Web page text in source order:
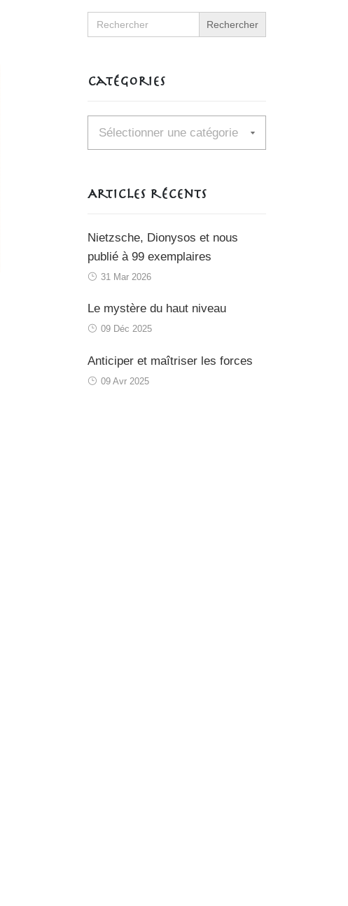
Search
for:
Catégories
Catégories
Articles récents
Nietzsche, Dionysos et nous
publié à 99 exemplaires
31 Mar 2026
Le mystère du haut niveau
09 Déc 2025
Anticiper et maîtriser les forces
09 Avr 2025